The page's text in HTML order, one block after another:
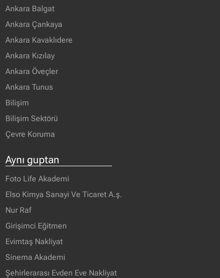
Ankara Balgat
Ankara Çankaya
Ankara Kavaklıdere
Ankara Kızılay
Ankara Öveçler
Ankara Tunus
Bilişim
Bilişim Sektörü
Çevre Koruma
Aynı guptan
Foto Life Akademi
Elso Kimya Sanayi Ve Ticaret A.ş.
Nur Raf
Girişimci Eğitmen
Evimtaş Nakliyat
Sinema Akademi
Şehirlerarası Evden Eve Nakliyat